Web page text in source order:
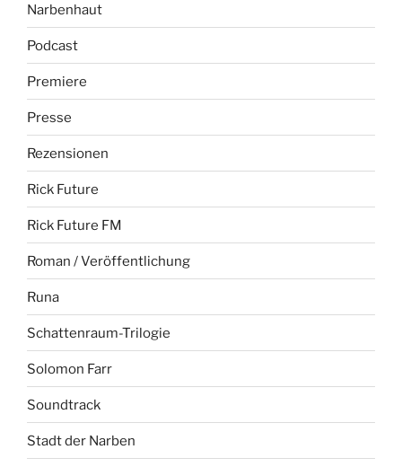
Narbenhaut
Podcast
Premiere
Presse
Rezensionen
Rick Future
Rick Future FM
Roman / Veröffentlichung
Runa
Schattenraum-Trilogie
Solomon Farr
Soundtrack
Stadt der Narben